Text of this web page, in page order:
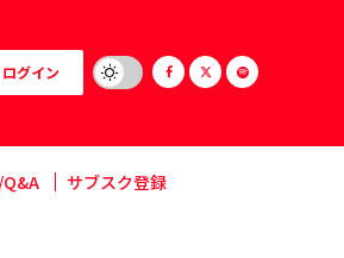
ログイン
サブスク登録